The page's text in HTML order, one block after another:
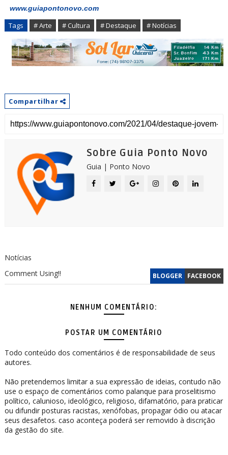
www.guiapontonovo.com
Tags # Arte # Cultura # Destaque # Notícias
Compartilhar
Sobre Guia Ponto Novo
Guia | Ponto Novo
Notícias
BLOGGER FACEBOOK
Comment Using!!
NENHUM COMENTÁRIO:
POSTAR UM COMENTÁRIO
Todo conteúdo dos comentários é de responsabilidade de seus
autores.
Não pretendemos limitar a sua expressão de ideias, contudo não
use o espaço de comentários como palanque para proselitismo
político, calunioso, ideológico, religioso, difamatório, para praticar
ou difundir posturas racistas, xenófobas, propagar ódio ou atacar
seus desafetos. caso aconteça poderá ser removido à discrição
da gestão do site.